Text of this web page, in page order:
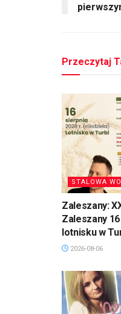
Przeczytaj
STALOWA
Zaleszany:
Zaleszany
lotnisku w
2026-08-06